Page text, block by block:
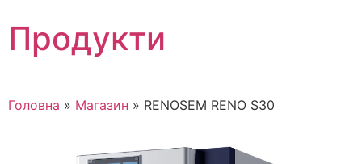
to
content
Продукти
Головна » Магазин » RENOSEM RENO S30